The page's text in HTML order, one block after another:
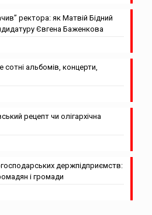
ректора: як Матвій Бідний
Євгена Баженкова
сотні альбомів, концерти,
рецепт чи олігархічна
держпідприємств:
і громади